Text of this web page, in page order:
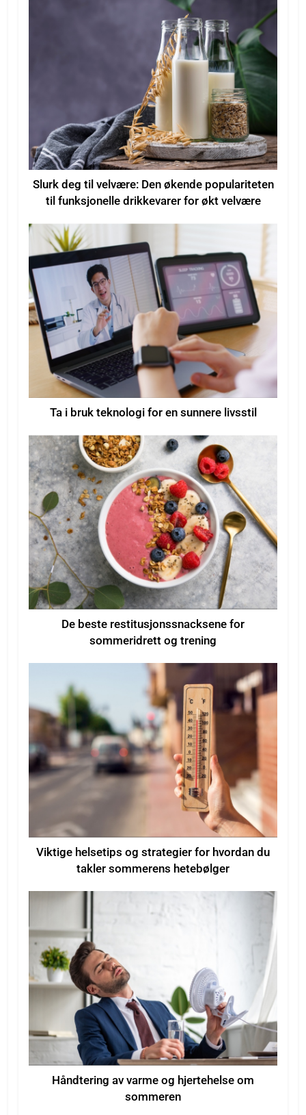
Slurk deg til velvære: Den økende populariteten
til funksjonelle drikkevarer for økt velvære
Ta i bruk teknologi for en sunnere livsstil
De beste restitusjonssnacksene for
sommeridrett og trening
Viktige helsetips og strategier for hvordan du
takler sommerens hetebølger
Håndtering av varme og hjertehelse om
sommeren